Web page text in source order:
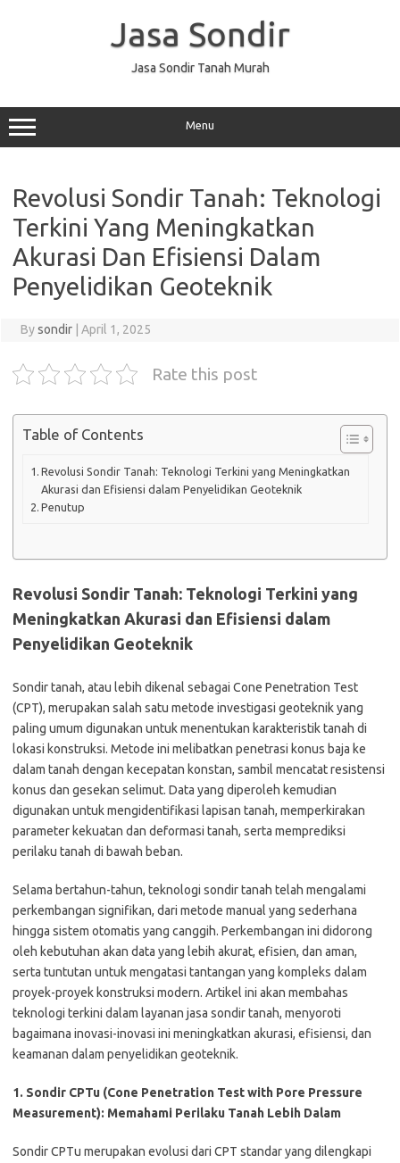
Jasa Sondir
Jasa Sondir Tanah Murah
Menu
Revolusi Sondir Tanah: Teknologi
Terkini Yang Meningkatkan
Akurasi Dan Efisiensi Dalam
Penyelidikan Geoteknik
Bysondir April 1, 2025
Rate this post
Table of Contents
Revolusi Sondir Tanah: Teknologi Terkini yang Meningkatkan
Akurasi dan Efisiensi dalam Penyelidikan Geoteknik
Penutup
Revolusi Sondir Tanah: Teknologi Terkini yang
Meningkatkan Akurasi dan Efisiensi dalam
Penyelidikan Geoteknik
Sondir tanah, atau lebih dikenal sebagai Cone Penetration Test
(CPT), merupakan salah satu metode investigasi geoteknik yang
paling umum digunakan untuk menentukan karakteristik tanah di
lokasi konstruksi. Metode ini melibatkan penetrasi konus baja ke
dalam tanah dengan kecepatan konstan, sambil mencatat resistensi
konus dan gesekan selimut. Data yang diperoleh kemudian
digunakan untuk mengidentifikasi lapisan tanah, memperkirakan
parameter kekuatan dan deformasi tanah, serta memprediksi
perilaku tanah di bawah beban.
Selama bertahun-tahun, teknologi sondir tanah telah mengalami
perkembangan signifikan, dari metode manual yang sederhana
hingga sistem otomatis yang canggih. Perkembangan ini didorong
oleh kebutuhan akan data yang lebih akurat, efisien, dan aman,
serta tuntutan untuk mengatasi tantangan yang kompleks dalam
proyek-proyek konstruksi modern. Artikel ini akan membahas
teknologi terkini dalam layanan jasa sondir tanah, menyoroti
bagaimana inovasi-inovasi ini meningkatkan akurasi, efisiensi, dan
keamanan dalam penyelidikan geoteknik.
1. Sondir CPTu (Cone Penetration Test with Pore Pressure
Measurement): Memahami Perilaku Tanah Lebih Dalam
Sondir CPTu merupakan evolusi dari CPT standar yang dilengkapi